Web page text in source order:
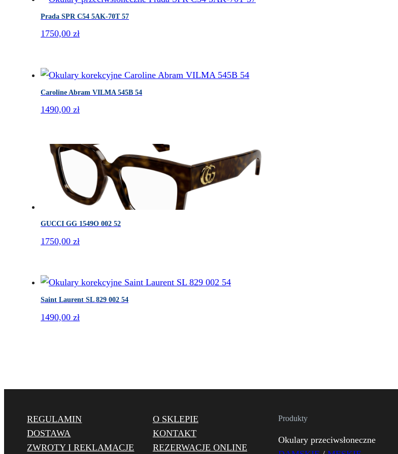
Prada SPR C54 5AK-70T 57
1750,00 zł
Caroline Abram VILMA 545B 54
1490,00 zł
GUCCI GG 1549O 002 52
1750,00 zł
Saint Laurent SL 829 002 54
1490,00 zł
REGULAMIN
DOSTAWA
ZWROTY I REKLAMACJE
O SKLEPIE
KONTAKT
REZERWACJE ONLINE
Produkty
Okulary przeciwsłoneczne